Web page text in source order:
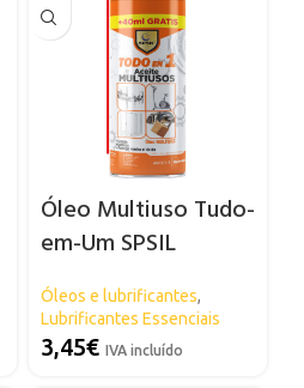
Óleo Multiuso Tudo-
em-Um SPSIL
Óleos e lubrificantes,
Lubrificantes Essenciais
3,45€ IVA incluído